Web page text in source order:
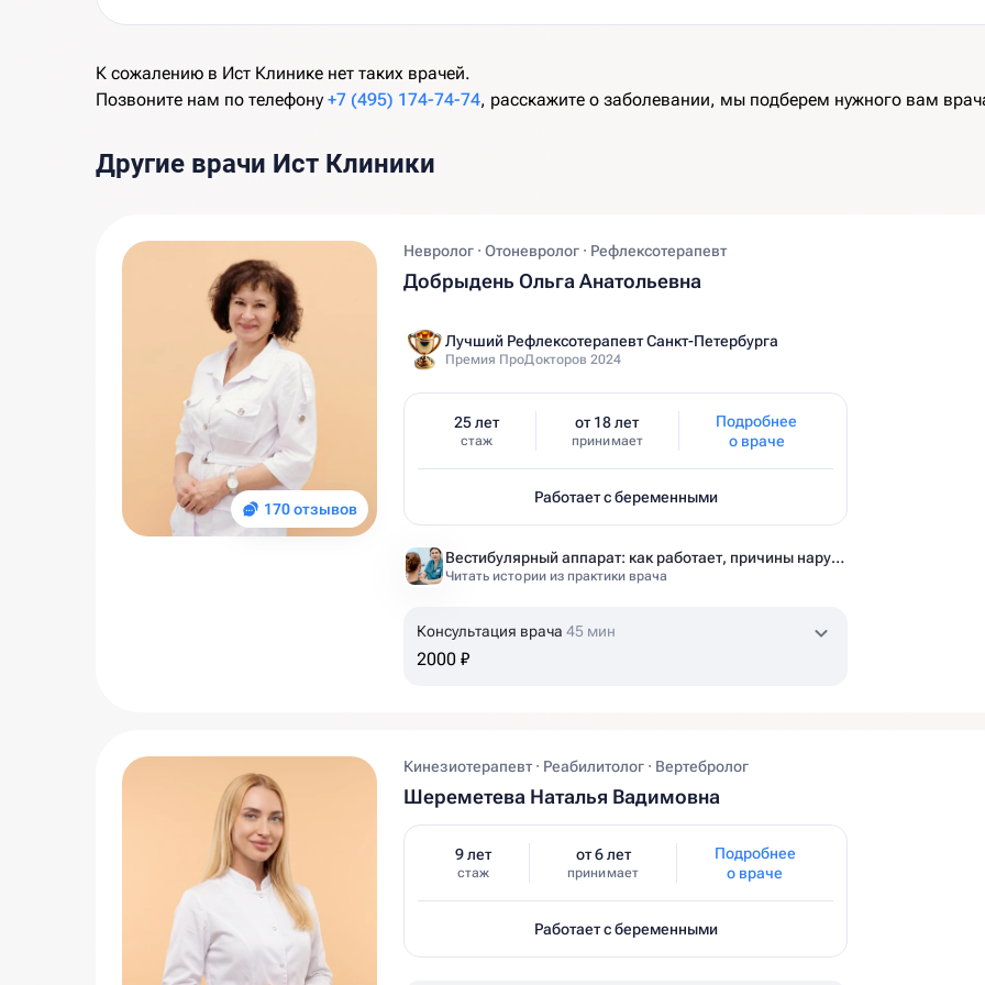
К сожалению в Ист Клинике нет таких врачей.
Позвоните нам по телефону +7 (495) 174-74-74, расскажите о заболевании, мы подберем нужного вам
Другие врачи Ист Клиники
170 отзывов
Невролог · Отоневролог · Рефлексотерапевт
Добрыдень Ольга Анатольевна
Лучший Рефлексотерапевт Санкт-Петербурга
Премия ПроДокторов 2024
25 лет
стаж
от 18 лет
принимает
Подробнее
о враче
Работает с беременными
Вестибулярный аппарат: как работает, причины нарушений и как тренировать?
Читать истории из практики врача
Консультация врача 45 мин
2000 ₽
Кинезиотерапевт · Реабилитолог · Вертебролог
Шереметева Наталья Вадимовна
9 лет
стаж
от 6 лет
принимает
Подробнее
о враче
Работает с беременными